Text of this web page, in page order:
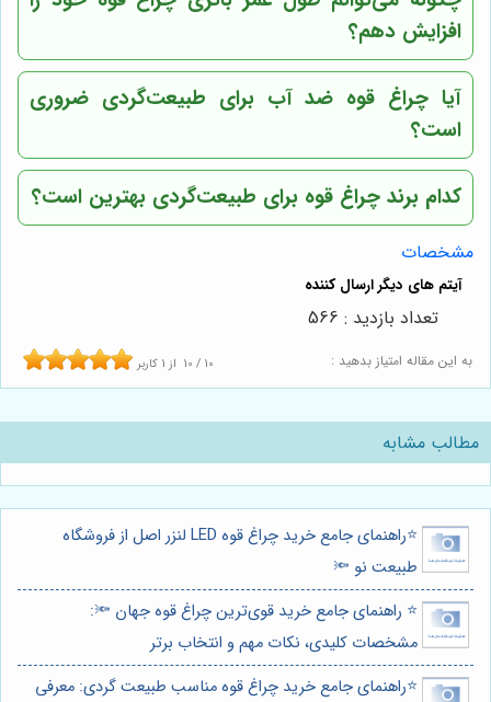
افزایش دهم؟
آیا چراغ قوه ضد آب برای طبیعت‌گردی ضروری
است؟
کدام برند چراغ قوه برای طبیعت‌گردی بهترین است؟
مشخصات
به این مقاله امتیاز بدهید : 10 / 10 از 1 کاربر
تعداد بازدید : 566
مطالب مشابه
⭐️راهنمای جامع خرید چراغ قوه LED لنزر اصل از فروشگاه
طبیعت نو 🔦
⭐️ راهنمای جامع خرید قوی‌ترین چراغ قوه جهان 🔦:
مشخصات کلیدی، نکات مهم و انتخاب برتر
⭐️راهنمای جامع خرید چراغ قوه مناسب طبیعت گردی: معرفی